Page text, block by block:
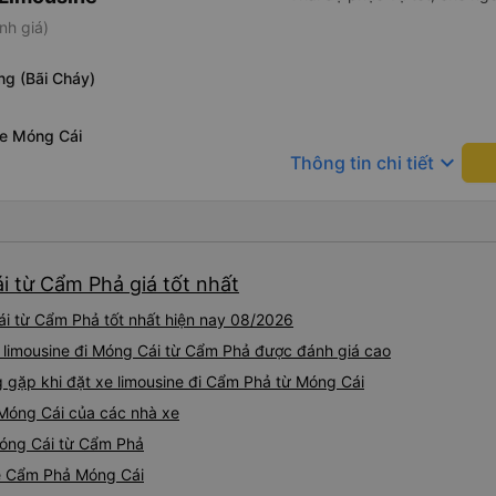
giá)
(Bãi Cháy)
Móng Cái
Thông tin chi tiết keyboard_arrow_down
từ Cẩm Phả giá tốt nhất
từ Cẩm Phả tốt nhất hiện nay 08/2026
đi Móng Cái từ Cẩm Phả được đánh giá cao
khi đặt xe limousine đi Cẩm Phả từ Móng Cái
Cái của các nhà xe
Cái từ Cẩm Phả
Phả Móng Cái